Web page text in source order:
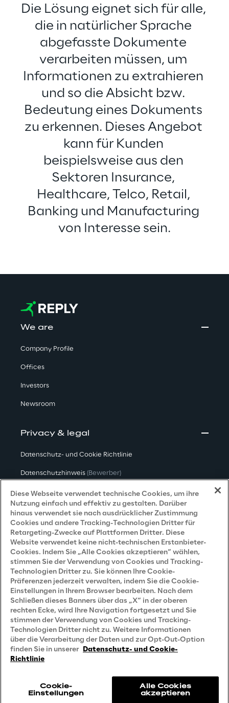
Die Lösung eignet sich für alle,
die in natürlicher Sprache
abgefasste Dokumente
verarbeiten müssen, um
Informationen zu extrahieren
und so die Absicht bzw.
Bedeutung eines Dokuments
zu erkennen. Dieses Angebot
kann für Kunden
beispielsweise aus den
Sektoren Insurance,
Healthcare, Telco, Retail,
Banking und Manufacturing
von Interesse sein.
We are
Company Profile
Offices
Investors
Newsroom
Privacy & legal
Datenschutz- und Cookie Richtlinie
Datenschutzhinweis (Bewerber)
Datenschutzhinweis(Kunden)
Datenschutzhinweis (Dienstleister)
Datenschutzhinweis (Marketing)
Grundsatzerklärung - LKSG(Deutschland)
Accessibility Statement
Careers
Contacts
Reply © 2026
Diese Webseite verwendet technische Cookies, um ihre
Nutzung einfach und effektiv zu gestalten. Darüber
hinaus verwendet sie nach ausdrücklicher Zustimmung
Cookies und andere Tracking-Technologien Dritter für
Retargeting-Zwecke auf Plattformen Dritter. Diese
Website verwendet keine nicht-technischen Erstanbieter-
Cookies. Indem Sie „Alle Cookies akzeptieren“ wählen,
stimmen Sie der Verwendung von Cookies und Tracking-
Technologien Dritter zu. Sie können Ihre Cookie-
Präferenzen jederzeit verwalten, indem Sie die Cookie-
Einstellungen in Ihrem Browser bearbeiten. Nach dem
Schließen dieses Banners über das „X“ in der oberen
rechten Ecke, wird Ihre Navigation fortgesetzt und Sie
stimmen der Verwendung von Cookies und Tracking-
Technologien Dritter nicht zu. Weitere Informationen
über die Verarbeitung der Daten und zur Opt-Out-Option
finden Sie in unserer Datenschutz- und Cookie-
Richtlinie
Cookie-
Einstellungen
Alle Cookies
akzeptieren